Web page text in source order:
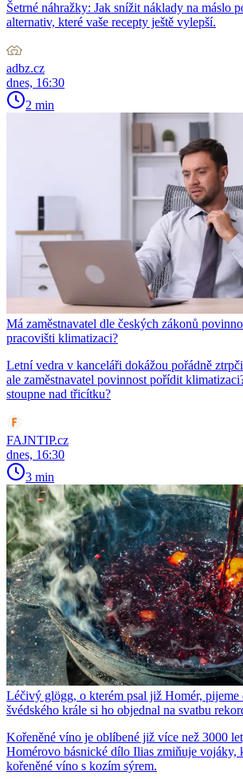
Šetrné náhražky: Jak snížit náklady na máslo
alternativ, které vaše recepty ještě vylepší.
adbz.cz
dnes, 16:30
2 min
Má zaměstnavatel dle českých zákonů
pracovišti klimatizaci?
Letní vedra v kanceláři dokážou pořádně
ale zaměstnavatel povinnost pořídit
stoupne nad třicítku?
FAJNTIP.cz
dnes, 16:30
3 min
Léčivý glögg, o kterém psal již Homér, pijeme
švédského krále si ho objednal na svatbu
Kořeněné víno je oblíbené již více než 3000
Homérovo básnické dílo Ilias zmiňuje vojáky,
kořeněné víno s kozím sýrem.